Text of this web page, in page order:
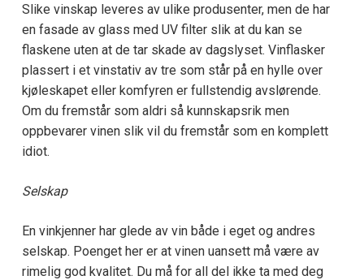
Slike vinskap leveres av ulike produsenter, men de har
en fasade av glass med UV filter slik at du kan se
flaskene uten at de tar skade av dagslyset. Vinflasker
plassert i et vinstativ av tre som står på en hylle over
kjøleskapet eller komfyren er fullstendig avslørende.
Om du fremstår som aldri så kunnskapsrik men
oppbevarer vinen slik vil du fremstår som en komplett
idiot.
Selskap
En vinkjenner har glede av vin både i eget og andres
selskap. Poenget her er at vinen uansett må være av
rimelig god kvalitet. Du må for all del ikke ta med deg